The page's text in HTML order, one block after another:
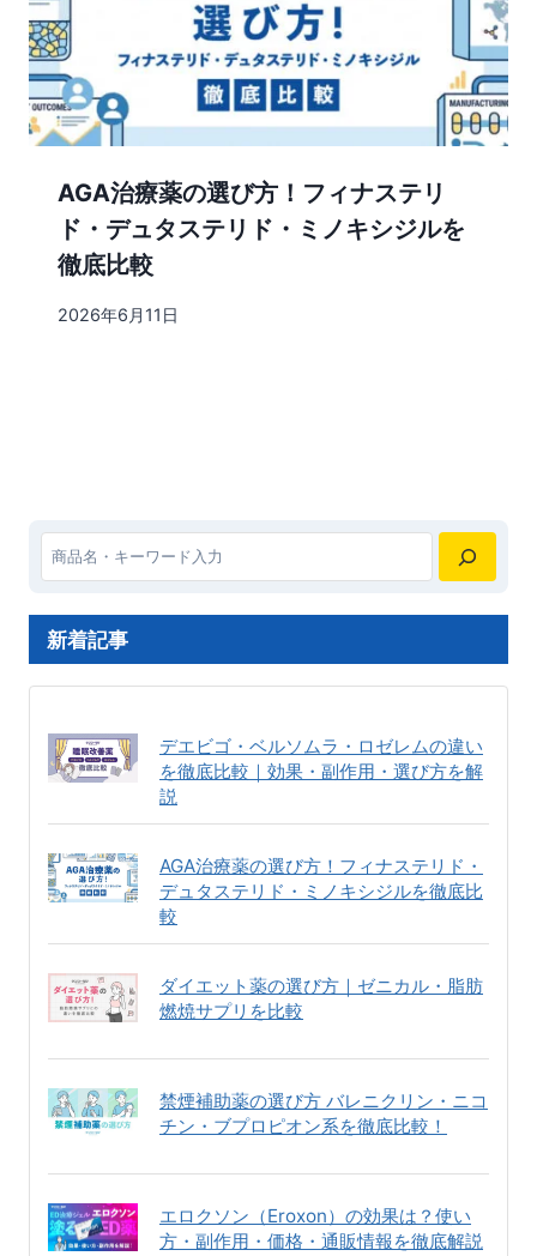
AGA治療薬の選び方！フィナステリ
ド・デュタステリド・ミノキシジルを
徹底比較
2026年6月11日
検
索
新着記事
デエビゴ・ベルソムラ・ロゼレムの違い
を徹底比較｜効果・副作用・選び方を解
説
AGA治療薬の選び方！フィナステリド・
デュタステリド・ミノキシジルを徹底比
較
ダイエット薬の選び方｜ゼニカル・脂肪
燃焼サプリを比較
禁煙補助薬の選び方 バレニクリン・ニコ
チン・ブプロピオン系を徹底比較！
エロクソン（Eroxon）の効果は？使い
方・副作用・価格・通販情報を徹底解説